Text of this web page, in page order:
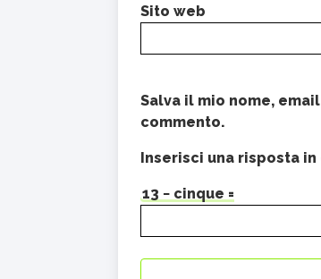
Sito web
Salva il mio nome,
commento.
Inserisci una risposta
13 − cinque =